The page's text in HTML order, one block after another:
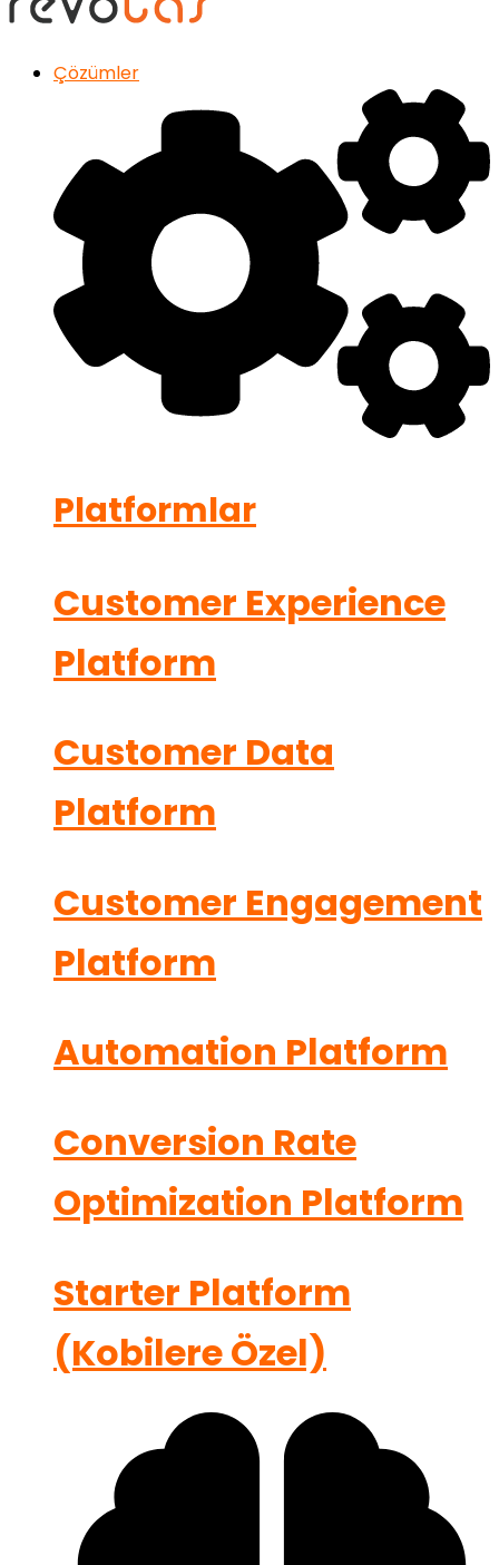
Çözümler
Platformlar
Customer Experience
Platform
Customer Data
Platform
Customer Engagement
Platform
Automation Platform
Conversion Rate
Optimization Platform
Starter Platform
(Kobilere Özel)